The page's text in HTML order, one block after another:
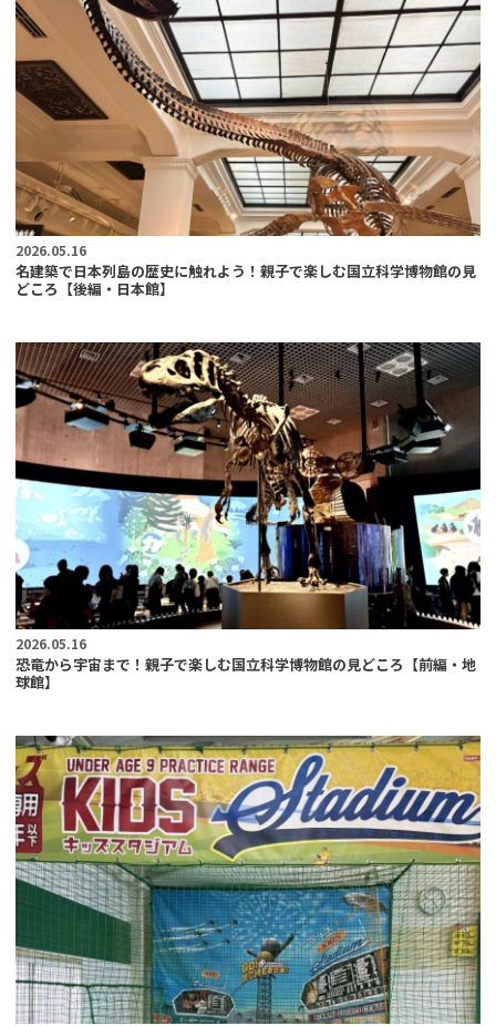
2026.05.16
名建築で日本列島の歴史に触れよう！親子で楽しむ国立科学博物館の見
どころ【後編・日本館】
2026.05.16
恐竜から宇宙まで！親子で楽しむ国立科学博物館の見どころ【前編・地
球館】